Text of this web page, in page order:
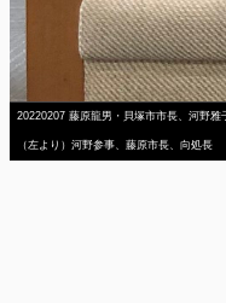
20220207 藤原龍男・貝塚市市長、河野
（左より）河野参事、藤原市長、向処長